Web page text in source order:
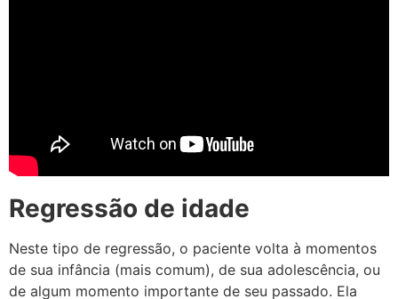
Regressão de idade
Neste tipo de regressão, o paciente volta à momentos
de sua infância (mais comum), de sua adolescência, ou
de algum momento importante de seu passado. Ela